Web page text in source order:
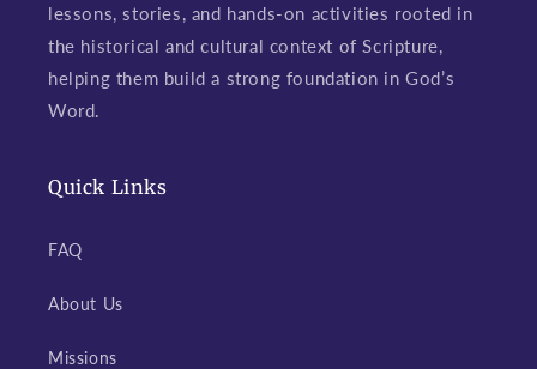
lessons, stories, and hands-on activities rooted in
the historical and cultural context of Scripture,
helping them build a strong foundation in God’s
Word.
Quick Links
FAQ
About Us
Missions